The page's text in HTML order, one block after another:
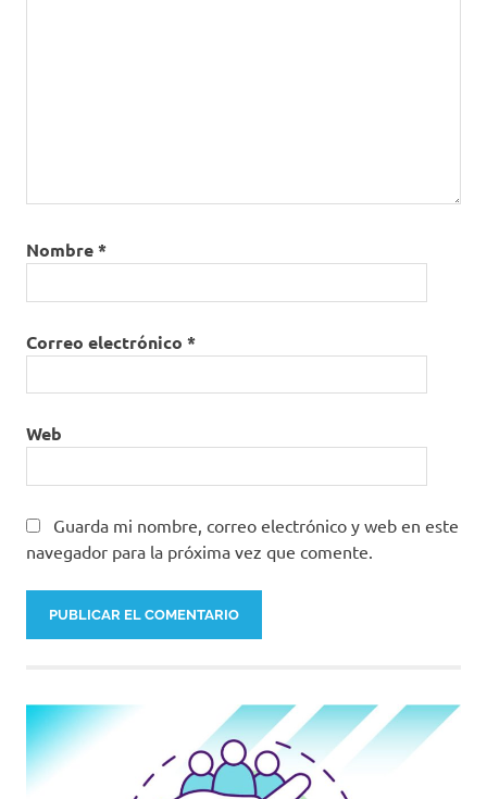
Nombre*
Correo electrónico *
Web
Guarda mi nombre, correo electrónico y web en este
navegador para la próxima vez que comente.